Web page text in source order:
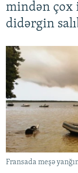
mindən çox
didərgin
Fransada meşə